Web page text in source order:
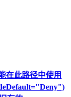
在此路径中使用